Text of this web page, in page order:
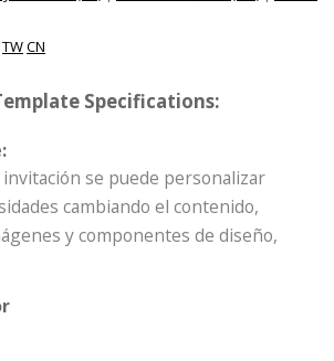
TWCN
Specifications:
se puede personalizar
cambiando el contenido,
y componentes de diseño,